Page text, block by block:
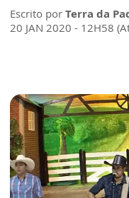
Escrito por Terra da
20 JAN 2020 - 12H58